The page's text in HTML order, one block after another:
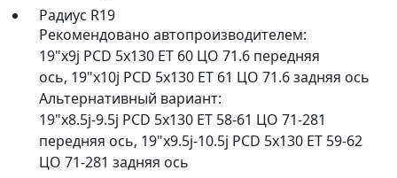
Радиус R19
Рекомендовано автопроизводителем:
19"x9j PCD 5x130 ET 60 ЦО 71.6 передняя
ось, 19"x10j PCD 5x130 ET 61 ЦО 71.6 задняя ось
Альтернативный вариант:
19"x8.5j-9.5j PCD 5x130 ET 58-61 ЦО 71-281
передняя ось, 19"x9.5j-10.5j PCD 5x130 ET 59-62
ЦО 71-281 задняя ось